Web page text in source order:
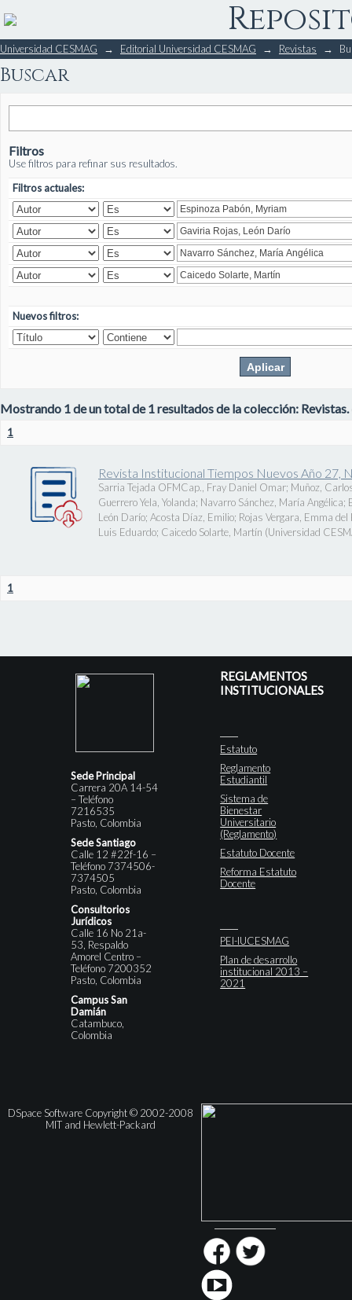
Buscar
Universidad CESMAG → Editorial Universidad CESMAG → Revistas →
Buscar
Filtros
Use filtros para refinar sus resultados.
Filtros actuales:
Nuevos filtros:
Mostrando 1 de un total de 1 resultados de la colección: Revistas.
1
Revista Institucional Tiempos Nuevos Año 27,
Sarria Tejada OFMCap., Fray Daniel Omar; Muñoz,
Guerrero Yela, Yolanda; Navarro Sánchez, María Angélica;
León Darío; Acosta Díaz, Emilio; Rojas Vergara, Emma del
Luis Eduardo; Caicedo Solarte, Martín (Universidad
1
Sede Principal
Carrera 20A 14-54
– Teléfono
7216535
Pasto, Colombia
Sede Santiago
Calle 12 #22f-16 –
Teléfono 7374506-
7374505
Pasto, Colombia
Consultorios
Jurídicos
Calle 16 No 21a-
53, Respaldo
Amorel Centro –
Teléfono 7200352
Pasto, Colombia
Campus San
Damián
Catambuco,
Colombia
REGLAMENTOS
INSTITUCIONALES
Estatuto
Reglamento
Estudiantil
Sistema de
Bienestar
Universitario
(Reglamento)
Estatuto Docente
Reforma Estatuto
Docente
PEI-IUCESMAG
Plan de desarrollo
institucional 2013 –
2021
DSpace Software Copyright © 2002-2008
MIT and Hewlett-Packard